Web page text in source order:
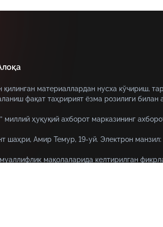
қилинган материаллардан нусха кўчириш,
фақат таҳририят ёзма розилиги билан
миллий ҳуқуқий ахборот марказининг
шаҳри, Амир Темур, 19-уй. Электрон манзил:
мақолаларида келтирилган